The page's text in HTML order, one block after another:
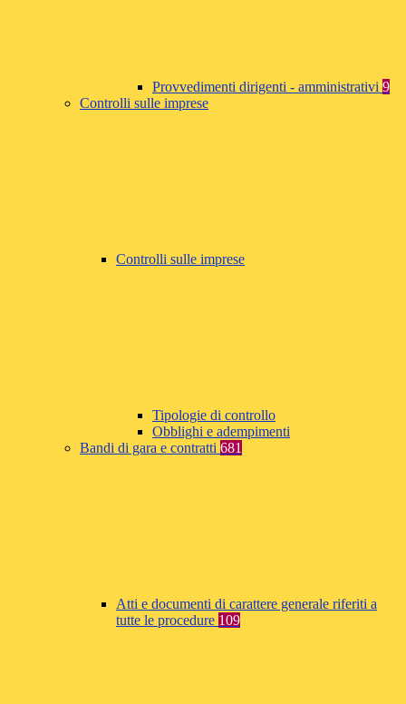
Provvedimenti dirigenti - amministrativi 9
Controlli sulle imprese
Controlli sulle imprese
Tipologie di controllo
Obblighi e adempimenti
Bandi di gara e contratti 681
Atti e documenti di carattere generale riferiti a
tutte le procedure 109